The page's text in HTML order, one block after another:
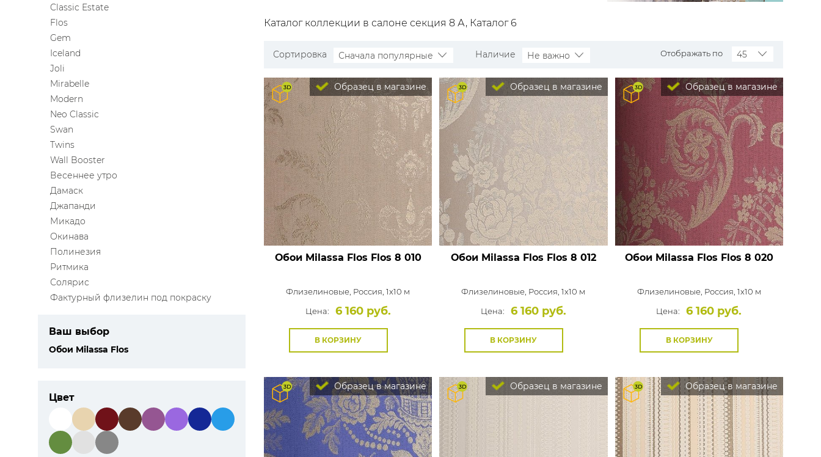
ЦВЕТА
Classic Estate
Flos
Gem
Iceland
Joli
Mirabelle
Modern
Neo Classic
Swan
Twins
Wall Booster
Весеннее утро
Дамаск
Джапанди
Микадо
Окинава
Полинезия
Ритмика
Солярис
Фактурный флизелин под покраску
Ваш выбор
Обои Milassa Flos
Цвет
Каталог коллекции в салоне секция 8 А, Каталог 6
Сортировка Сначала популярные Наличие Не важно Отображать по 45
Образец в магазине
Обои Milassa Flos Flos 8 010
Флизелиновые, Россия, 1x10 м
Цена:
6 160 руб.
В КОРЗИНУ
Образец в магазине
Обои Milassa Flos Flos 8 012
Флизелиновые, Россия, 1x10 м
Цена:
6 160 руб.
В КОРЗИНУ
Образец в магазине
Обои Milassa Flos Flos 8 020
Флизелиновые, Россия, 1x10 м
Цена:
6 160 руб.
В КОРЗИНУ
Образец в магазине Образец в магазине Образец в магазине